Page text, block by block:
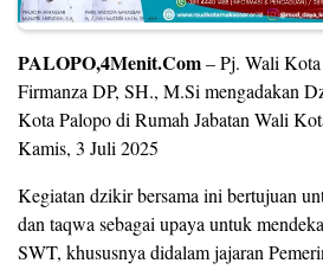
PALOPO,4Menit.Com– Pj. Wali
Firmanza DP, SH., M.Si mengadakan
Kota Palopo di Rumah Jabatan Wali
Kamis, 3 Juli 2025
Kegiatan dzikir bersama ini bertujuan
dan taqwa sebagai upaya untuk
SWT, khususnya didalam jajaran